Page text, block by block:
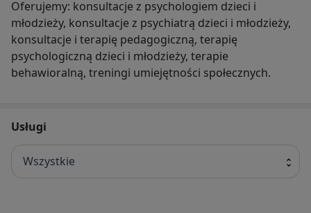
Oferujemy: konsultacje z psychologiem dzieci i
młodzieży, konsultacje z psychiatrą dzieci i młodzieży,
konsultacje i terapię pedagogiczną, terapię
psychologiczną dzieci i młodzieży, terapie
behawioralną, treningi umiejętności społecznych.
Usługi
Wszystkie